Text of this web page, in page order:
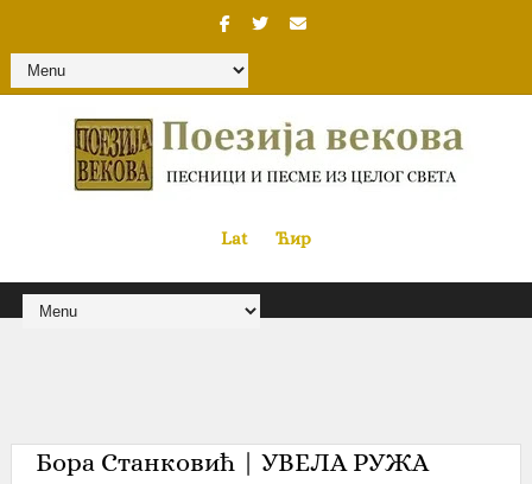
Lat« Ћир
Бора Станковић | УВЕЛА РУЖА